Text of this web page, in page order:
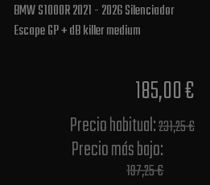
BMW S1000R 2021 - 2026 Silenciador
Escape GP + dB killer medium
185,00 €
Precio habitual​:231,25 €
Precio más bajo​:
197,25 €